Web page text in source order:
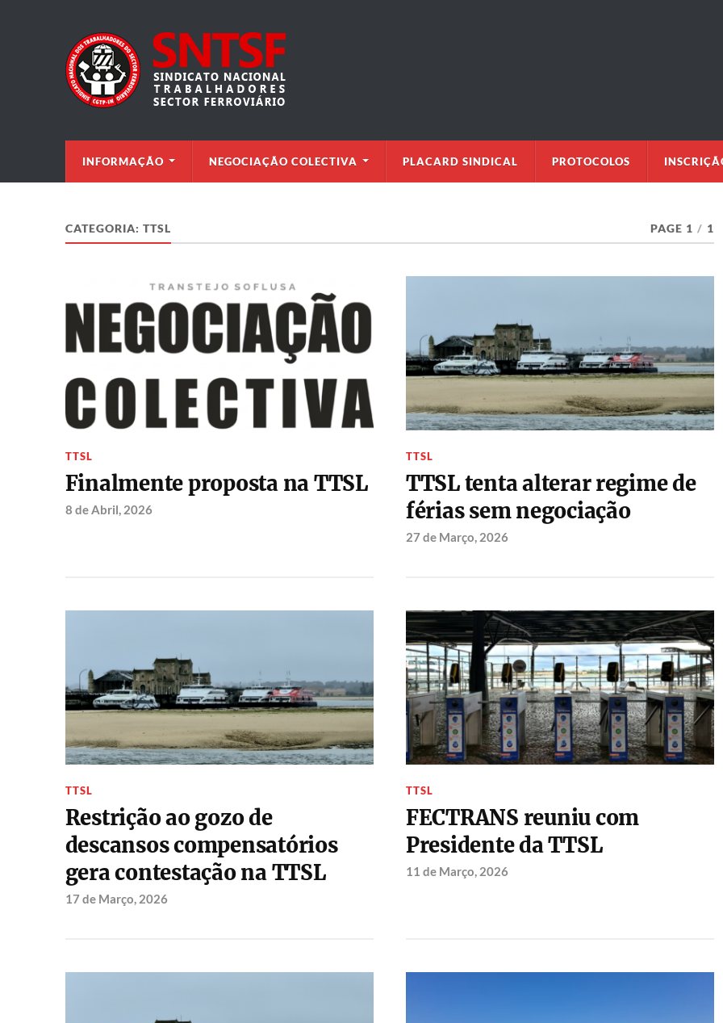
INFORMAÇÃO NEGOCIAÇÃO COLECTIVA PLACARD SINDICAL PROTOCOLOS
CATEGORIA: TTSL PAGE 1 / 1
TTSL
Finalmente proposta na TTSL
8 de Abril, 2026
TTSL
TTSL tenta alterar regime de
férias sem negociação
27 de Março, 2026
TTSL
Restrição ao gozo de
descansos compensatórios
gera contestação na TTSL
17 de Março, 2026
TTSL
FECTRANS reuniu com
Presidente da TTSL
11 de Março, 2026